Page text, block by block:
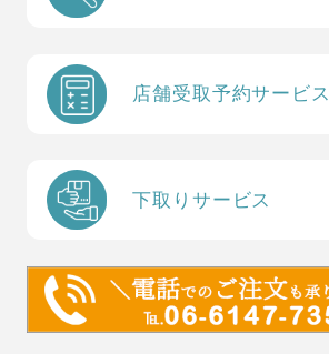
店舗受取予約サービス
下取りサービス